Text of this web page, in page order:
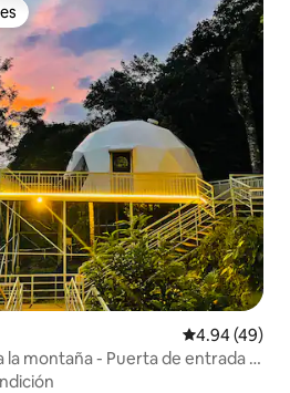
Calificación
4.94 (49)
la montaña - Puerta de entrada a